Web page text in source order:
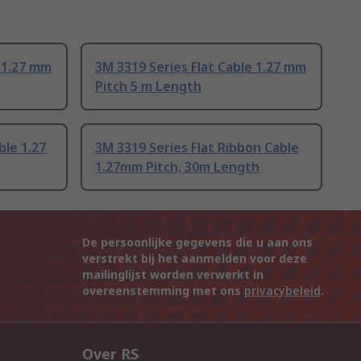
mm
3M 3319 Series Flat Cable 1.27 mm
Pitch 5 m Length
1.27
3M 3319 Series Flat Ribbon Cable
1.27mm Pitch, 30m Length
De persoonlijke gegevens die u aan ons
verstrekt bij het aanmelden voor deze
mailinglijst worden verwerkt in
overeenstemming met ons privacybeleid.
Over RS